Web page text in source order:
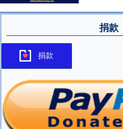
捐款
捐款